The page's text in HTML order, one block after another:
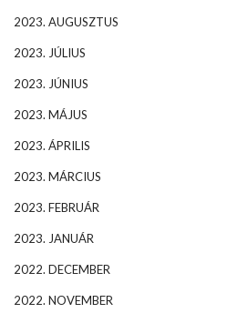
2023. AUGUSZTUS
2023. JÚLIUS
2023. JÚNIUS
2023. MÁJUS
2023. ÁPRILIS
2023. MÁRCIUS
2023. FEBRUÁR
2023. JANUÁR
2022. DECEMBER
2022. NOVEMBER